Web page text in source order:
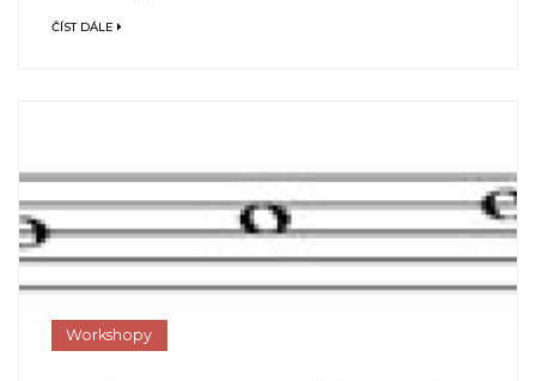
ČÍST DÁLE
Workshopy